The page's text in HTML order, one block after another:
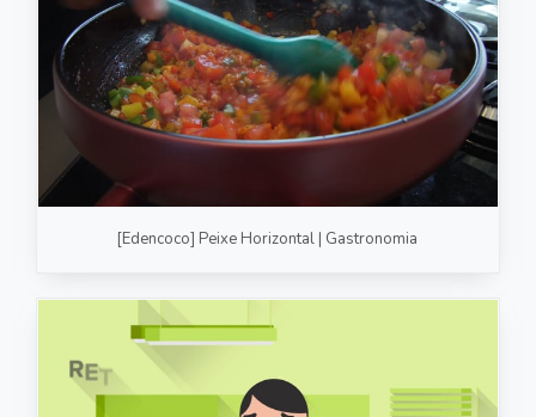
PRODUTO/SERVIÇO
INSTITUCIONAL
[Edencoco] Peixe Horizontal | Gastronomia